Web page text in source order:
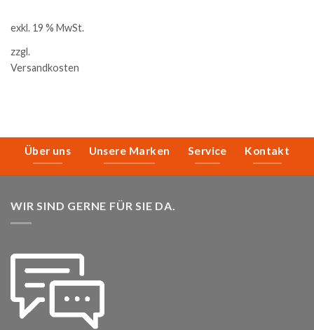
exkl. 19 % MwSt.
zzgl.
Versandkosten
Über uns Unsere Marken Service Kontakt
WIR SIND GERNE FÜR SIE DA.